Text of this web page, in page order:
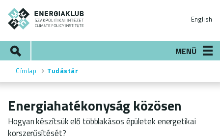
Ugrás
tartalomra
English
MENÜ
Morzsa
Címlap Tudástár
Energiahatékonyság közösen
Hogyan készítsük elő többlakásos épületek energetikai
korszerűsítését?